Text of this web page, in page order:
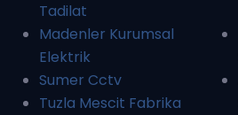
Tadilat
Madenler Kurumsal
Elektrik
Sumer Cctv
Tuzla Mescit Fabrika